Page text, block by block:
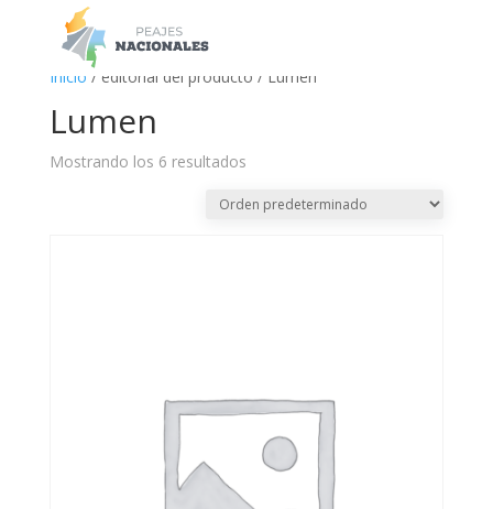
Inicio / editorial del producto / Lumen
Lumen
Mostrando los 6 resultados